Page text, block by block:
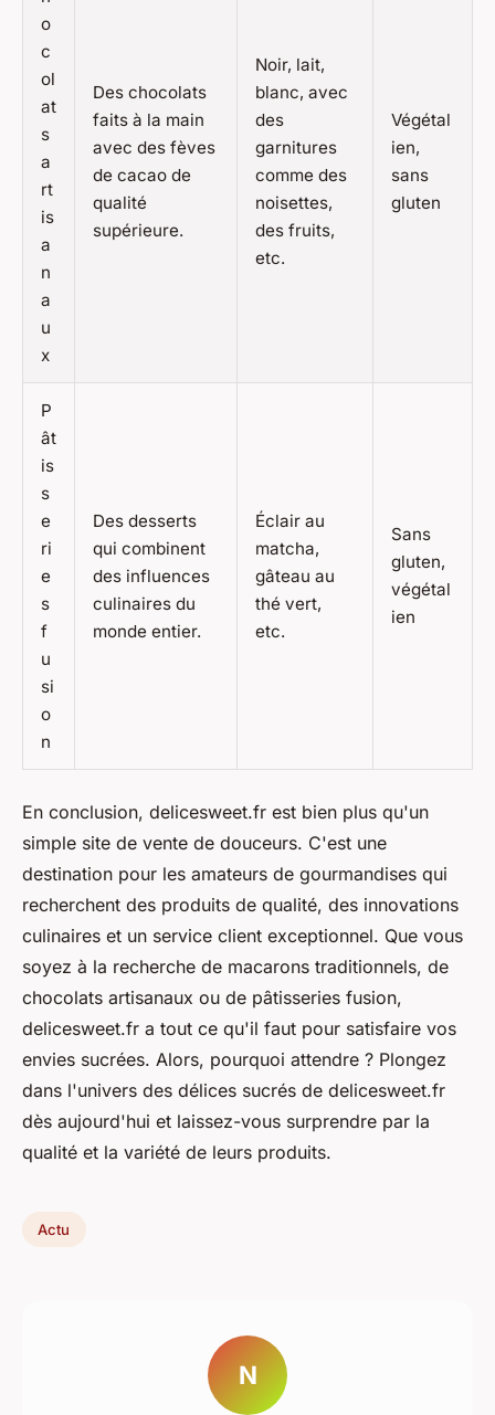
o
c
ol
at
s
a
rt
is
a
n
a
u
x
Des chocolats
faits à la main
avec des fèves
de cacao de
qualité
supérieure.
Noir, lait,
blanc, avec
des
garnitures
comme des
noisettes,
des fruits,
etc.
Végétal
ien,
sans
gluten
P
ât
is
s
e
ri
e
s
f
u
si
o
n
Des desserts
qui combinent
des influences
culinaires du
monde entier.
Éclair au
matcha,
gâteau au
thé vert,
etc.
Sans
gluten,
végétal
ien
En conclusion, delicesweet.fr est bien plus qu'un
simple site de vente de douceurs. C'est une
destination pour les amateurs de gourmandises qui
recherchent des produits de qualité, des innovations
culinaires et un service client exceptionnel. Que vous
soyez à la recherche de macarons traditionnels, de
chocolats artisanaux ou de pâtisseries fusion,
delicesweet.fr a tout ce qu'il faut pour satisfaire vos
envies sucrées. Alors, pourquoi attendre ? Plongez
dans l'univers des délices sucrés de delicesweet.fr
dès aujourd'hui et laissez-vous surprendre par la
qualité et la variété de leurs produits.
Actu
N